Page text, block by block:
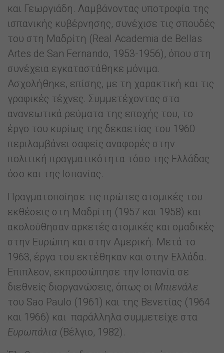
και Γεωργιάδη. Λαμβάνοντας υποτροφία της
ισπανικής κυβέρνησης, συνέχισε τις σπουδές
του στη Μαδρίτη (Real Academia de Bellas
Artes de San Fernando, 1953-1956), όπου στη
συνέχεια εγκαταστάθηκε μόνιμα.
Ασχολήθηκε, επίσης, με τη χαρακτική και τις
γραφικές τέχνες. Συμμετέχοντας στα
ανανεωτικά ρεύματα της εποχής του, το
έργο του κυρίως της δεκαετίας του 1960
περιλαμβάνει σαφείς αναφορές στην
πολιτική πραγματικότητα τόσο της Ελλάδας
όσο και της Ισπανίας.
Πραγματοποίησε τις πρώτες ατομικές του
εκθέσεις στη Μαδρίτη (1957 και 1958) και
ακολούθησαν αρκετές ατομικές και ομαδικές
στην Ευρώπη και στην Αμερική. Μετά το
1963, έργα του εκτέθηκαν και στην Ελλάδα.
Επιπλεον, εκπροσώπησε την Ισπανία σε
διεθνείς διοργανώσεις, όπως οι Μπιενάλε
του Sao Paulo (1961) και της Βενετίας (1964
και 1966) και παράλληλα συμμετείχε στα
Ευρωπάλια (Βέλγιο, 1982).